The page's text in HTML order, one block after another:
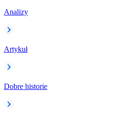
Analizy
Artykuł
Dobre historie